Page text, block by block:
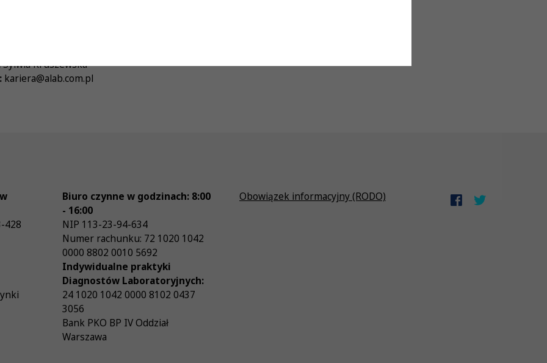
Sylwia Kruszewska
kariera@alab.com.pl
428
Biuro czynne w godzinach: 8:00
- 16:00
NIP 113-23-94-634
Numer rachunku: 72 1020 1042
0000 8802 0010 5692
Indywidualne praktyki
Diagnostów Laboratoryjnych:
24 1020 1042 0000 8102 0437
3056
Bank PKO BP IV Oddział
Warszawa
Obowiązek informacyjny (RODO)